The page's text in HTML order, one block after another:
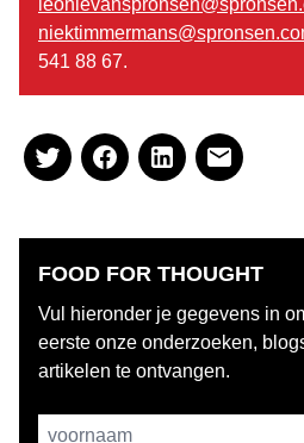
541 88 67.
FOOD FOR THOUGHT
Vul hieronder je gegevens in
eerste onze onderzoeken,
artikelen te ontvangen.
Username